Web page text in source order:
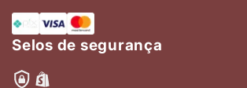
Selos de segurança